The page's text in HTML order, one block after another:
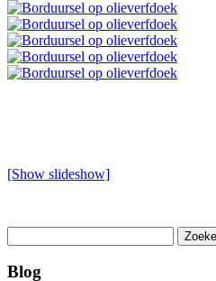
[Show slideshow]
naar:
Blog